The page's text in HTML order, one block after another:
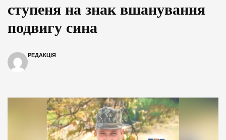
ступеня на знак вшанування
подвигу сина
РЕДАКЦІЯ